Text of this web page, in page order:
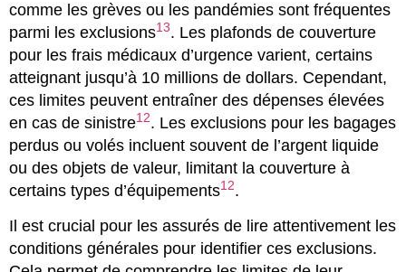
comme les grèves ou les pandémies sont fréquentes
parmi les exclusions13. Les plafonds de couverture
pour les frais médicaux d’urgence varient, certains
atteignant jusqu’à 10 millions de dollars. Cependant,
ces limites peuvent entraîner des dépenses élevées
en cas de sinistre12. Les exclusions pour les bagages
perdus ou volés incluent souvent de l’argent liquide
ou des objets de valeur, limitant la couverture à
certains types d’équipements12.
Il est crucial pour les assurés de lire attentivement les
conditions générales pour identifier ces exclusions.